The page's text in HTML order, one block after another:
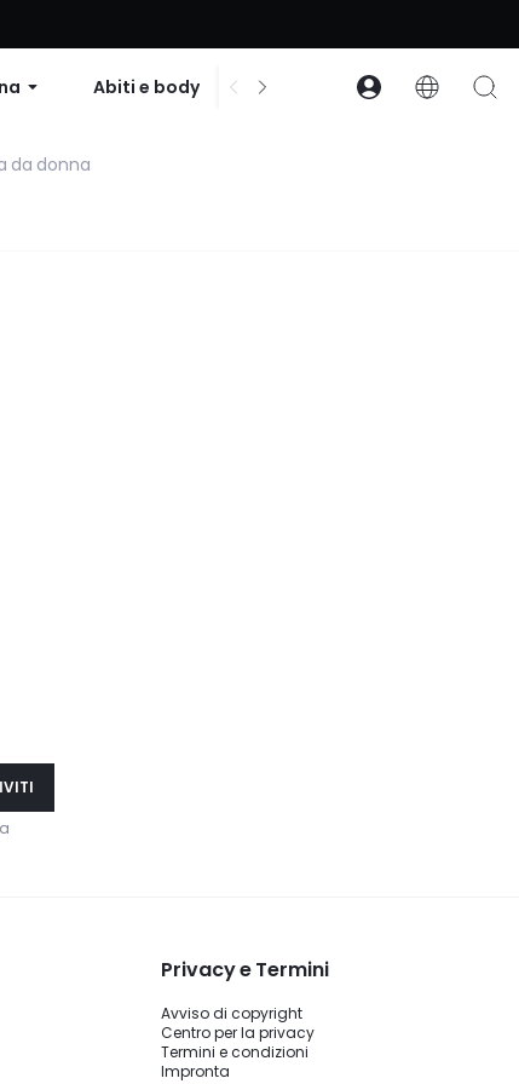
superiori a $99 | Codice: GLOWNEW
Abiti e body Accessori
da donna
Privacy e Termini
Avviso di copyright
Centro per la privacy
Termini e condizioni
Impronta